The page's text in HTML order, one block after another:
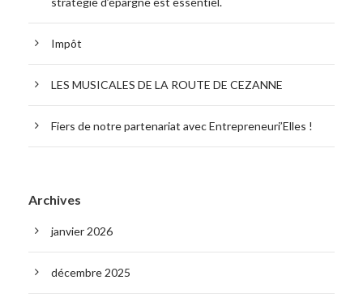
Impôt
LES MUSICALES DE LA ROUTE DE CEZANNE
Fiers de notre partenariat avec Entrepreneuri’Elles !
Archives
janvier 2026
décembre 2025